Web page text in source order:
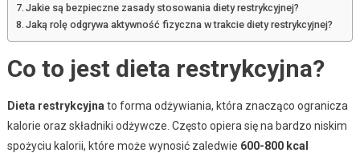
Jakie są bezpieczne zasady stosowania diety restrykcyjnej?
Jaką rolę odgrywa aktywność fizyczna w trakcie diety restrykcyjnej?
Co to jest dieta restrykcyjna?
Dieta restrykcyjna to forma odżywiania, która znacząco ogranicza
kalorie oraz składniki odżywcze. Często opiera się na bardzo niskim
spożyciu kalorii, które może wynosić zaledwie 600-800 kcal